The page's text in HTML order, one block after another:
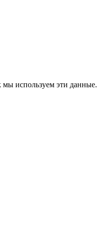
мы используем эти данные.